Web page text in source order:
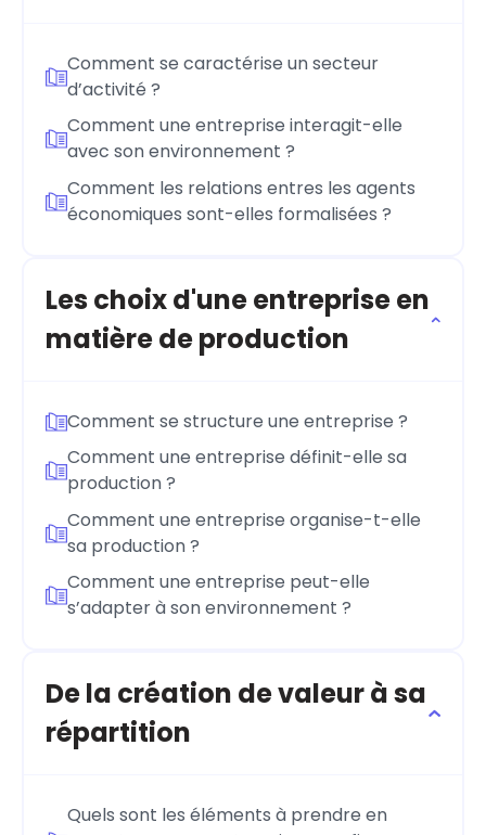
Comment se caractérise un secteur
d’activité ?
Comment une entreprise interagit-elle
avec son environnement ?
Comment les relations entres les agents
économiques sont-elles formalisées ?
Les choix d'une entreprise en
matière de production
Comment se structure une entreprise ?
Comment une entreprise définit-elle sa
production ?
Comment une entreprise organise-t-elle
sa production ?
Comment une entreprise peut-elle
s’adapter à son environnement ?
De la création de valeur à sa
répartition
Quels sont les éléments à prendre en